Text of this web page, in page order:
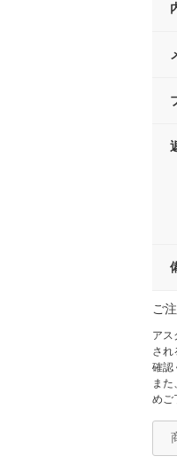
ご
アス
され
確認
ま
めご